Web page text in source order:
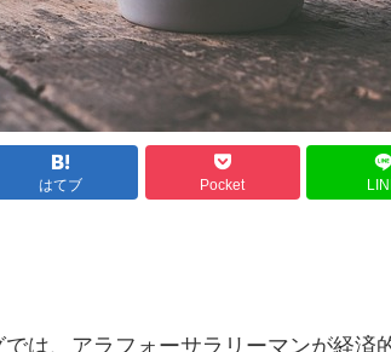
はてブ Pocket
は、アラフォーサラリーマンが経済